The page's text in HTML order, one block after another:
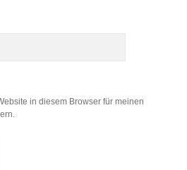
in diesem Browser für meinen